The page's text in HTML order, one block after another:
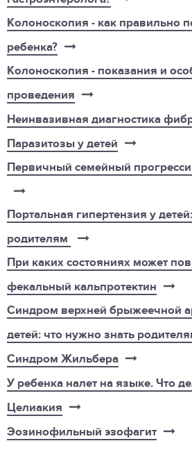
Колоноскопия - как правильно
ребенка?
Колоноскопия - показания и
проведения
Неинвазивная диагностика
Паразитозы у детей
Первичный семейный
Портальная гипертензия у
родителям
При каких состояниях может
фекальный кальпротектин
Синдром верхней брыжеечной
детей: что нужно знать
Синдром Жильбера
У ребенка налет на языке. Что
Целиакия
Эозинофильный эзофагит